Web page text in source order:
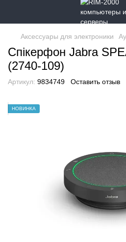
Аксессуары для электроники
Спікерфон Jabra
(2740-109)
Артикул: 9834749 Оставить отзыв
НОВИНКА